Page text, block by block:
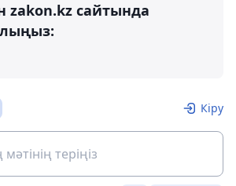
сайтында
Кіру